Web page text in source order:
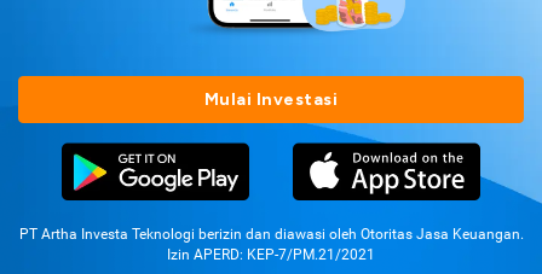
Mulai Investasi
PT Artha Investa Teknologi berizin dan diawasi oleh Otoritas Jasa Keuangan.
Izin APERD: KEP-7/PM.21/2021